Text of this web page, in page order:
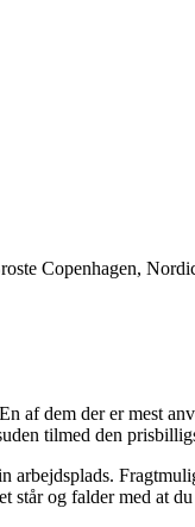
Copenhagen,
af dem der er mest
tilmed den
og falder med at